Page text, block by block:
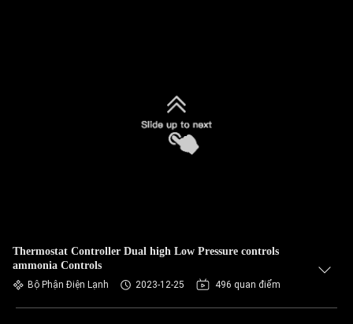
Thermostat Controller Dual high Low Pressure controls
ammonia Controls
Bộ Phận Điện Lạnh 2023-12-25 496 quan điểm